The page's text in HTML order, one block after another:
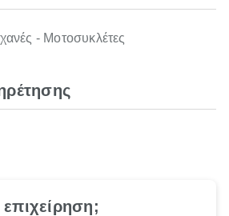
- Μοτοσυκλέτες